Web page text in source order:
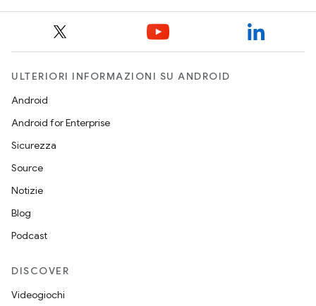
ULTERIORI INFORMAZIONI SU ANDROID
Android
Android for Enterprise
Sicurezza
Source
Notizie
Blog
Podcast
DISCOVER
Videogiochi